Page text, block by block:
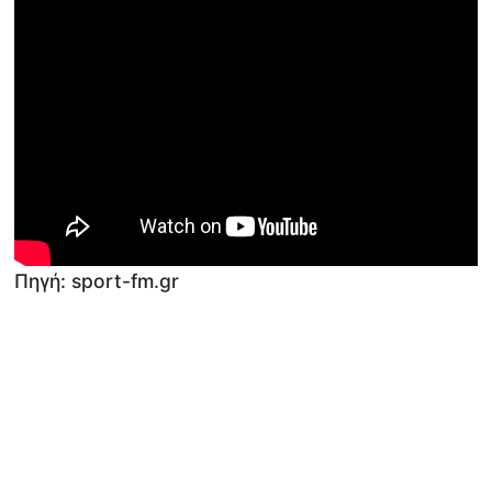
Πηγή: sport-fm.gr